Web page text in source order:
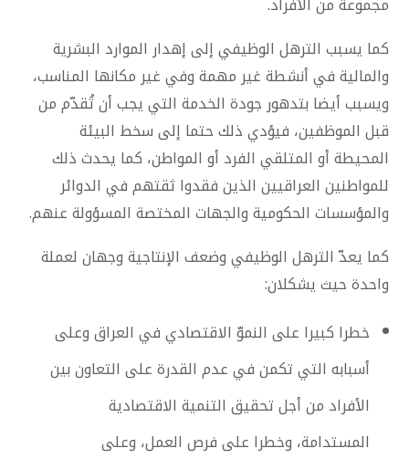
كما يسبب الترهل الوظيفي إلى إهدار الموارد البشرية
والمالية في أنشطة غير مهمة وفي غير مكانها المناسب،
ويسبب أيضا بتدهور جودة الخدمة التي يجب أن تُقدّم من
قبل الموظفين، فيؤدي ذلك حتما إلى سخط البيئة
المحيطة أو المتلقي الفرد أو المواطن، كما يحدث ذلك
للمواطنين العراقيين الذين فقدوا ثقتهم في الدوائر
والمؤسسات الحكومية والجهات المختصة المسؤولة عنهم.
كما يعدّ الترهل الوظيفي وضعف الإنتاجية وجهان لعملة
واحدة حيث يشكلان:
خطرا كبيرا على النموّ الاقتصادي في العراق وعلى
أسبابه التي تكمن في عدم القدرة على التعاون بين
الأفراد من أجل تحقيق التنمية الاقتصادية
المستدامة، وخطرا على فرص العمل، وعلى